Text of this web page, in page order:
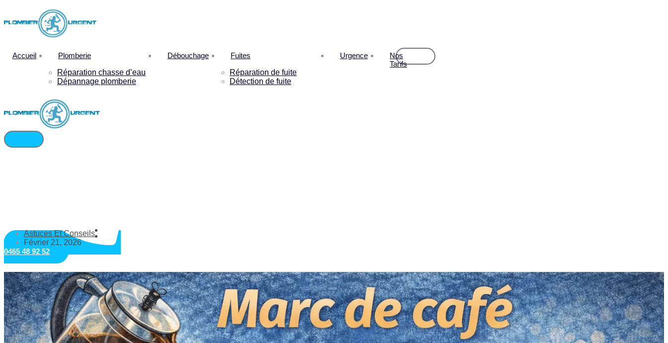
Accueil
Plomberie
Réparation chasse d’eau
Dépannage plomberie
Débouchage
Fuites
Réparation de fuite
Détection de fuite
Urgence
Nos
Tarifs
0465 48 92 52
Astuces Et Conseils
Février 21, 2026